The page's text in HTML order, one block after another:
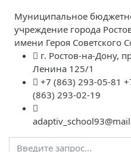
Муниципальное
учреждение города
имени Героя Советского
г. Ростов-на-Дону,
Ленина 125/1
+7 (863) 293-05-81
(863) 293-02-19